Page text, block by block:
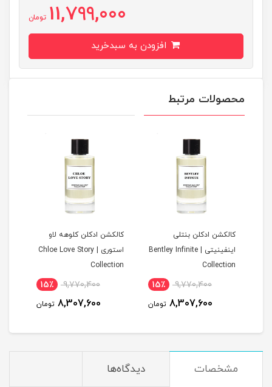
11,799,000 تومان
محصولات مرتبط
کالکشن ادکلن بنتلی
اینفینیتی | Bentley Infinite
Collection
9,770,400 15٪
8,307,600 تومان
کالکشن ادکلن کلوهه لاو
استوری | Chloe Love Story
Collection
9,770,400 15٪
8,307,600 تومان
مشخصات دیدگاه‌ها